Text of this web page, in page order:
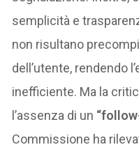
semplicità e
non risultano
dell’utente, rendendo
inefficiente. Ma la
l’assenza di un
Commissione ha